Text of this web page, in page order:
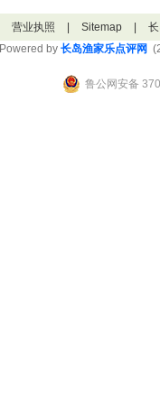
营业执照 Sitemap
Powered by 长岛渔家乐点评网
鲁公网安备